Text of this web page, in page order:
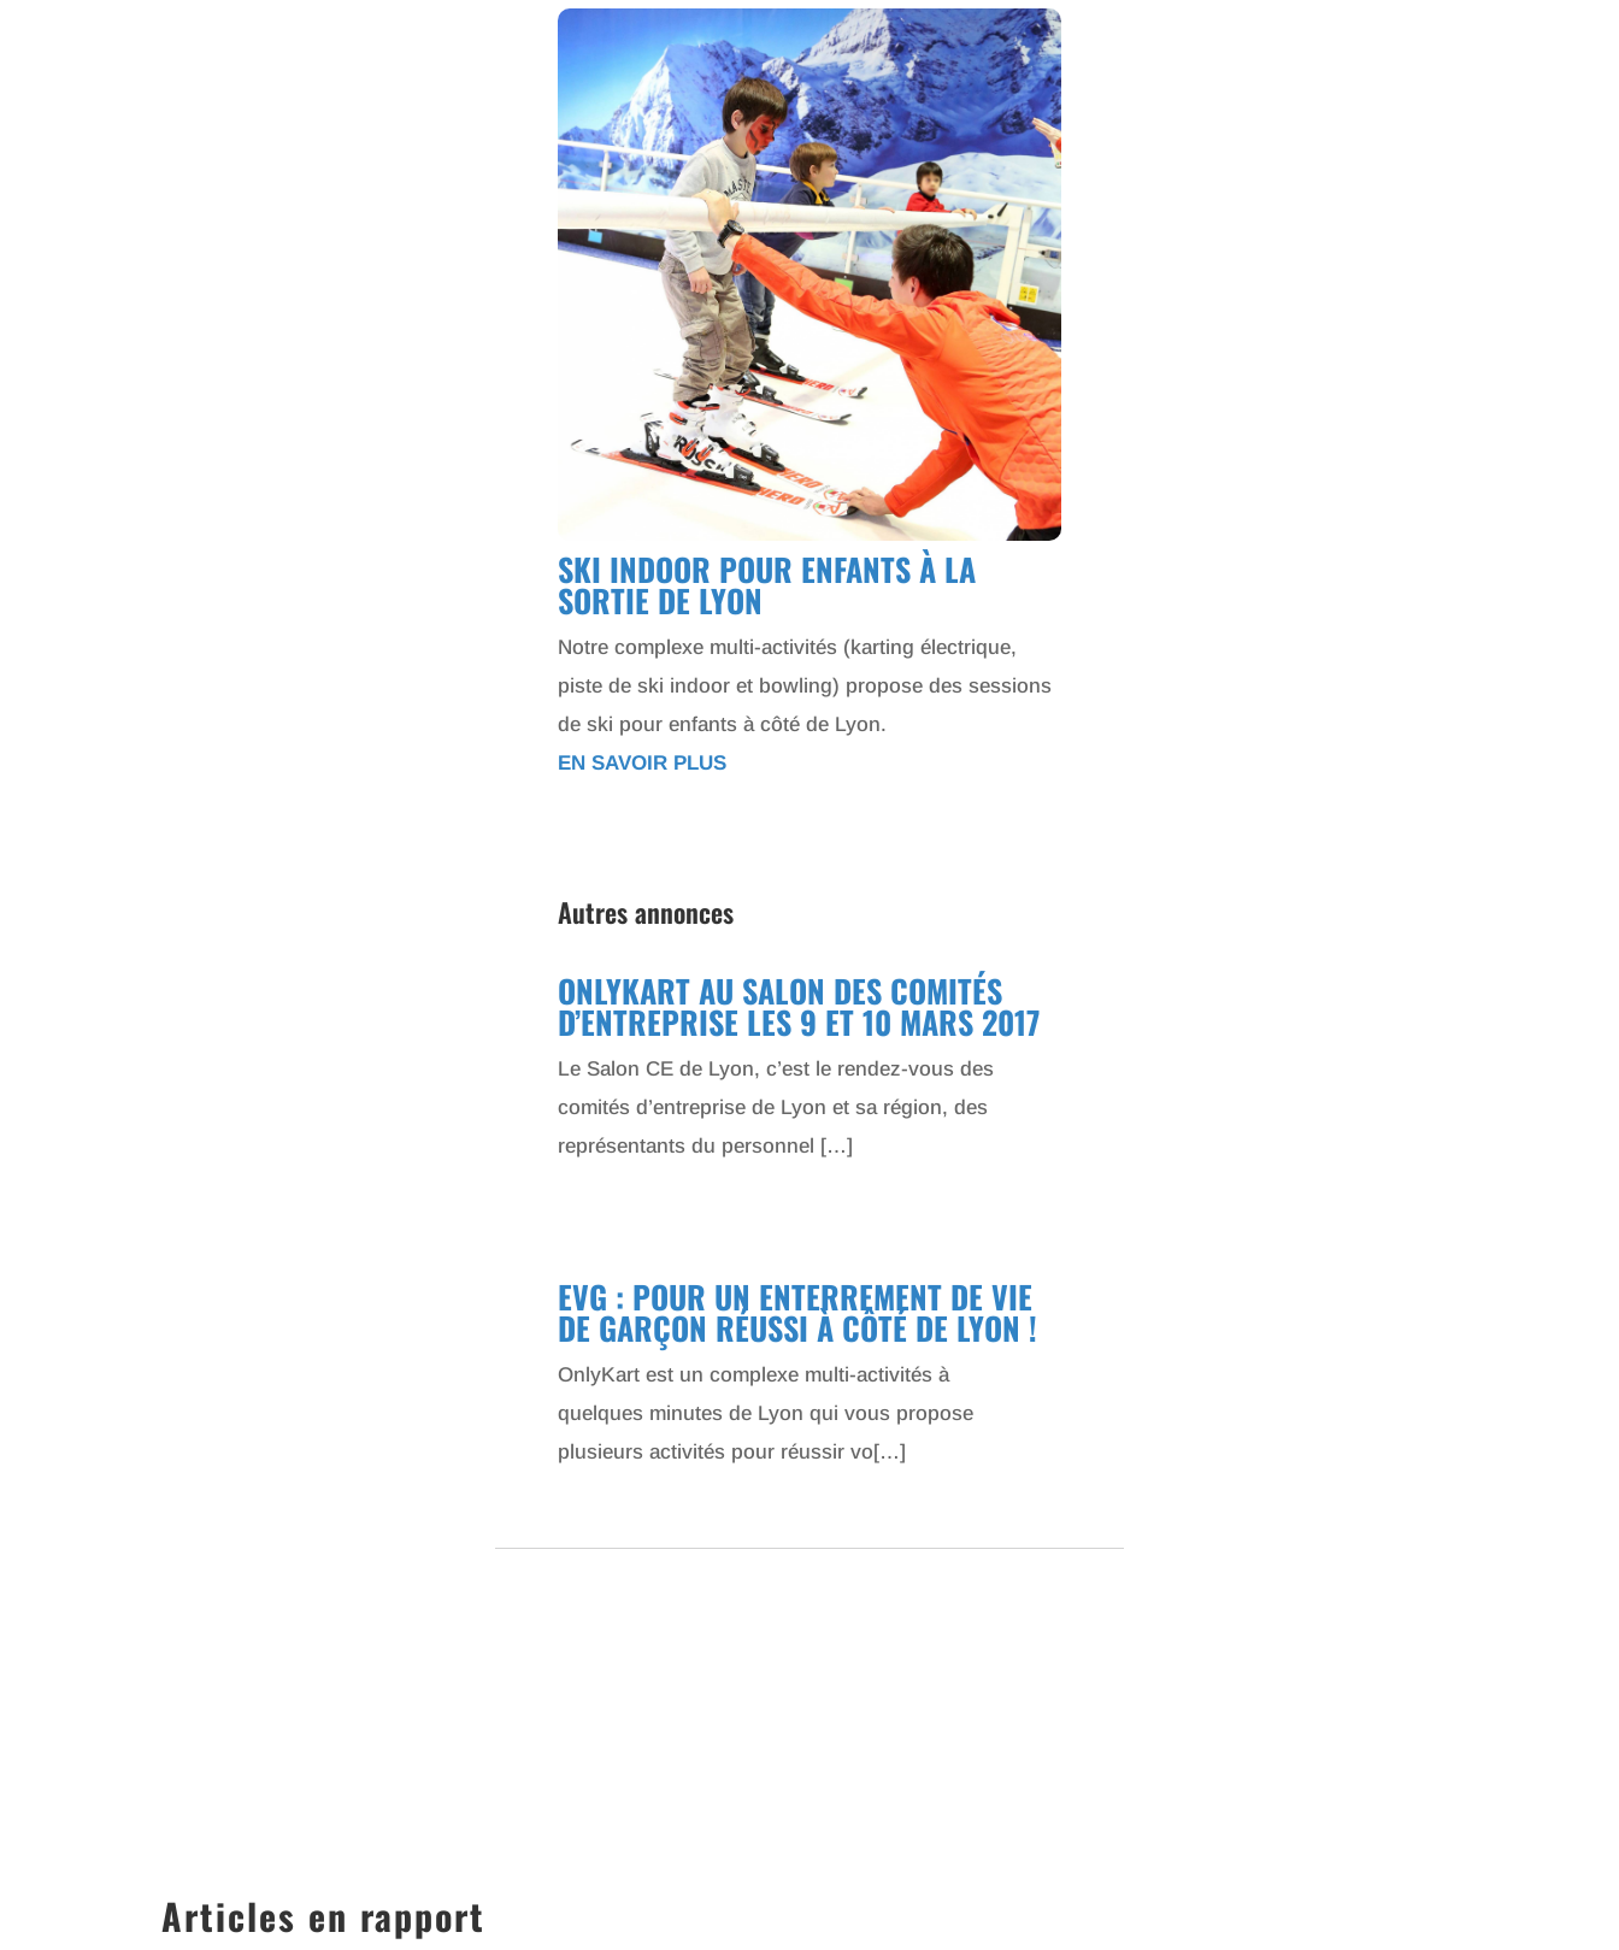
SKI INDOOR POUR ENFANTS À LA
SORTIE DE LYON
Notre complexe multi-activités (karting électrique,
piste de ski indoor et bowling) propose des sessions
de ski pour enfants à côté de Lyon.
EN SAVOIR PLUS
Autres annonces
ONLYKART AU SALON DES COMITÉS
D’ENTREPRISE LES 9 ET 10 MARS 2017
Le Salon CE de Lyon, c’est le rendez-vous des
comités d’entreprise de Lyon et sa région, des
représentants du personnel […]
EVG : POUR UN ENTERREMENT DE VIE
DE GARÇON RÉUSSI À CÔTÉ DE LYON !
OnlyKart est un complexe multi-activités à
quelques minutes de Lyon qui vous propose
plusieurs activités pour réussir vo[…]
Articles en rapport